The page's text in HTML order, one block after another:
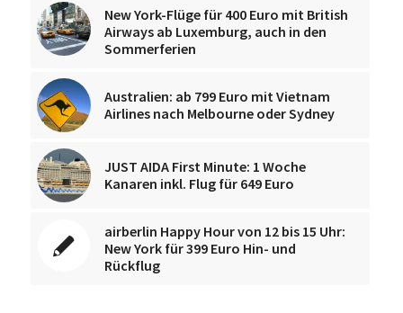
New York-Flüge für 400 Euro mit British
Airways ab Luxemburg, auch in den
Sommerferien
Australien: ab 799 Euro mit Vietnam
Airlines nach Melbourne oder Sydney
JUST AIDA First Minute: 1 Woche
Kanaren inkl. Flug für 649 Euro
airberlin Happy Hour von 12 bis 15 Uhr:
New York für 399 Euro Hin- und
Rückflug